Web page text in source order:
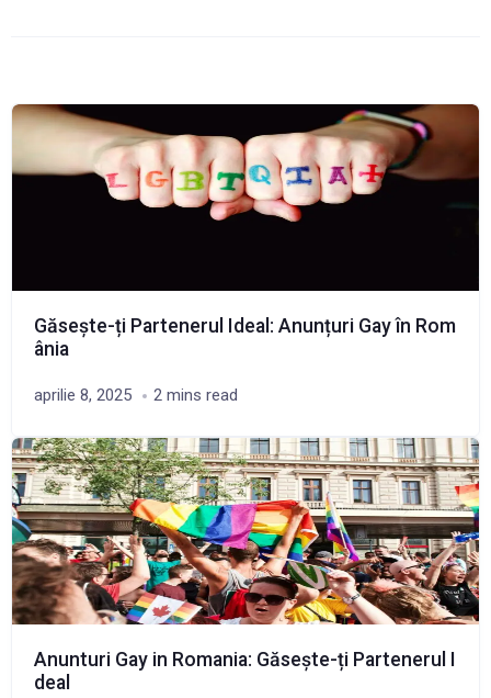
Găsește-ți Partenerul Ideal: Anunțuri Gay în Rom
ânia
aprilie 8, 2025 2 mins read
Anunturi Gay in Romania: Găsește-ți Partenerul I
deal